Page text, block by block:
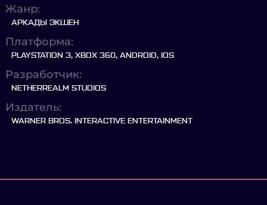
Жанр:
АРКАДЫ ЭКШЕН
Платформа:
PLAYSTATION 3, XBOX 360, ANDROID, IOS
Разработчик:
NETHERREALM STUDIOS
Издатель:
WARNER BROS. INTERACTIVE ENTERTAINMENT